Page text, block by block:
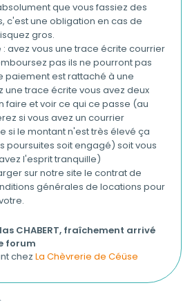
que vous fassiez des
c'est une obligation en cas de
gros.
avez vous une trace écrite courrier
pas ils ne pourront pas
paiement est rattaché à une
une trace écrite vous avez deux
faire et voir ce qui ce passe (au
si vous avez un courrier
si le montant n'est très élevé ça
poursuites soit engagé) soit vous
l'esprit tranquille)
sur notre site le contrat de
générales de locations pour
CHABERT, fraîchement arrivé
forum
chez La Chèvrerie de Céüse